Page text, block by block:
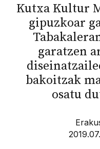
Kutxa Kultur
gipuzkoar
garatzen
bakoitzak
osatu